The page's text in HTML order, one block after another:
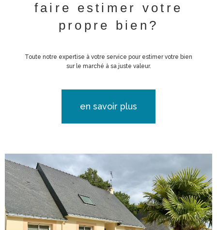
faire estimer votre
propre bien?
Toute notre expertise à votre service pour estimer votre bien
sur le marché à sa juste valeur.
en savoir plus
voir le